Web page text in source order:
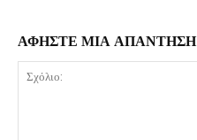
ΑΦΗΣΤΕ ΜΙΑ ΑΠΑΝΤΗΣΗ